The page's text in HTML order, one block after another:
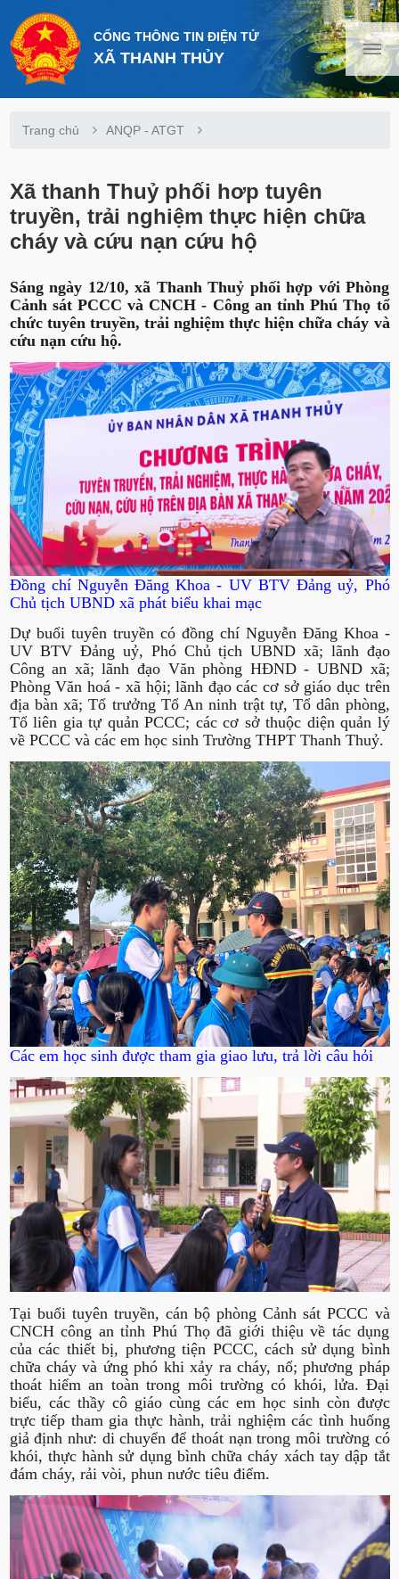
CỔNG THÔNG TIN ĐIỆN TỬ
XÃ THANH THỦY
Trang chủ ANQP - ATGT
Xã thanh Thuỷ phối hơp tuyên
truyền, trải nghiệm thực hiện chữa
cháy và cứu nạn cứu hộ
Sáng ngày 12/10, xã Thanh Thuỷ phối hợp với Phòng
Cảnh sát PCCC và CNCH - Công an tỉnh Phú Thọ tổ
chức tuyên truyền, trải nghiệm thực hiện chữa cháy và
cứu nạn cứu hộ.
Đồng chí Nguyễn Đăng Khoa - UV BTV Đảng uỷ, Phó
Chủ tịch UBND xã phát biểu khai mạc
Dự buổi tuyên truyền có đồng chí Nguyễn Đăng Khoa -
UV BTV Đảng uỷ, Phó Chủ tịch UBND xã; lãnh đạo
Công an xã; lãnh đạo Văn phòng HĐND - UBND xã;
Phòng Văn hoá - xã hội; lãnh đạo các cơ sở giáo dục trên
địa bàn xã; Tổ trưởng Tổ An ninh trật tự, Tổ dân phòng,
Tổ liên gia tự quản PCCC; các cơ sở thuộc diện quản lý
về PCCC và các em học sinh Trường THPT Thanh Thuỷ.
Các em học sinh được tham gia giao lưu, trả lời câu hỏi
Tại buổi tuyên truyền, cán bộ phòng Cảnh sát PCCC và
CNCH công an tỉnh Phú Thọ đã giới thiệu về tác dụng
của các thiết bị, phương tiện PCCC, cách sử dụng bình
chữa cháy và ứng phó khi xảy ra cháy, nổ; phương pháp
thoát hiểm an toàn trong môi trường có khói, lửa. Đại
biểu, các thầy cô giáo cùng các em học sinh còn được
trực tiếp tham gia thực hành, trải nghiệm các tình huống
giả định như: di chuyển để thoát nạn trong môi trường có
khói, thực hành sử dụng bình chữa cháy xách tay dập tắt
đám cháy, rải vòi, phun nước tiêu điểm.